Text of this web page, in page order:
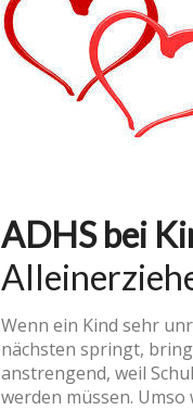
ADHS bei
Wenn ein Kind sehr
nächsten springt,
anstrengend, weil
werden müssen.